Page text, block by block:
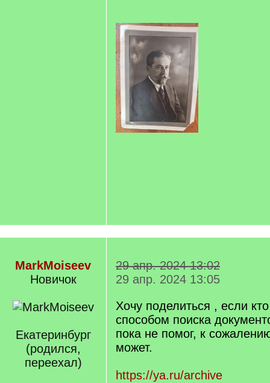
MarkMoiseev
Новичок
Екатеринбург
(родился,
переехал)
29 апр. 2024 13:02
29 апр. 2024 13:05
Хочу поделиться , если
способом поиска
пока не помог, к
может.
https://ya.ru/archive